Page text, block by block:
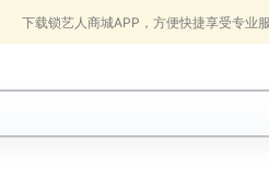
下载锁艺人商城APP，方便快捷享受专业